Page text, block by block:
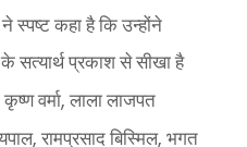
ने स्पष्ट कहा है कि उन्होंने
सत्यार्थ प्रकाश से सीखा है
वर्मा, लाला लाजपत
, रामप्रसाद बिस्मिल, भगत